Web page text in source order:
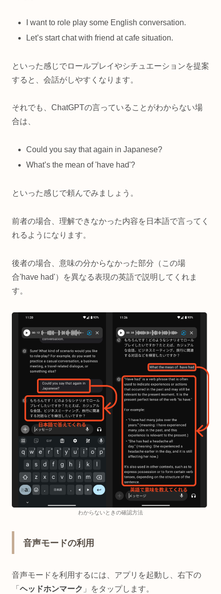
I want to role play some English conversation.
Let’s start chat with friend at cafe situation.
といった感じでロールプレイやシチュエーションを提案
すると、会話がしやすくなります。
それでも、ChatGPTの言っていることがわからない場
合は、
Could you say that again in Japanese?
What’s the mean of 'have had'?
といった感じで頼んでみましょう。
前者の場合、理解できなかった内容を日本語で言ってく
れるようになります。
後者の場合、意味の分からなかった部分（この場
合'have had'）を異なる表現の英語で説明してくれま
す。
わからないときの確認方法
音声モードの利用
音声モードを利用するには、アプリを起動し、右下の
「 ヘッドホンマーク 」をタップします。